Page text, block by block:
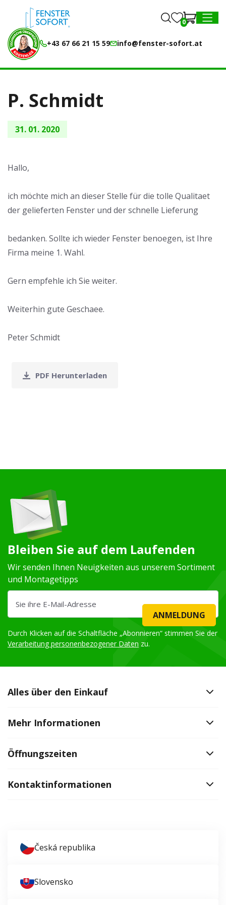
MENU
+43 67 66 21 15 59 info@fenster-sofort.at
0
P. Schmidt
31. 01. 2020
Hallo,
ich möchte mich an dieser Stelle für die tolle Qualitaet
der gelieferten Fenster und der schnelle Lieferung
bedanken. Sollte ich wieder Fenster benoegen, ist Ihre
Firma meine 1. Wahl.
Gern empfehle ich Sie weiter.
Weiterhin gute Geschaee.
Peter Schmidt
PDF Herunterladen
Bleiben Sie auf dem Laufenden
Wir senden Ihnen Neuigkeiten aus unserem Sortiment
und Montagetipps
ANMELDUNG
Durch Klicken auf die Schaltfläche „Abonnieren“ stimmen Sie der
Verarbeitung personenbezogener Daten zu.
Alles über den Einkauf
Mehr Informationen
Öffnungszeiten
Kontaktinformationen
Česká republika
Slovensko